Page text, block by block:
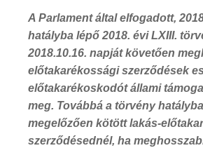
A Parlament által elfogadott,
hatályba lépő 2018. évi LXIII.
2018.10.16. napját követően
előtakarékossági szerződések
előtakarékoskodót állami
meg. Továbbá a törvény
megelőzően kötött lakás-
szerződésednél, ha